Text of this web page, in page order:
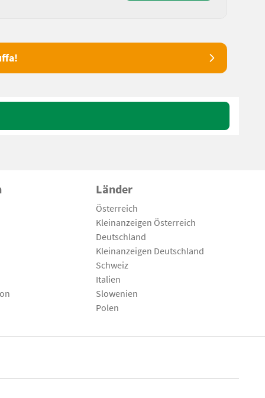
Länder
Österreich
Kleinanzeigen Österreich
Deutschland
Kleinanzeigen Deutschland
Schweiz
Italien
Slowenien
Polen